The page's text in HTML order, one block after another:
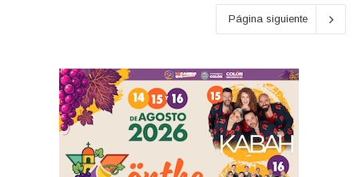
Página siguiente